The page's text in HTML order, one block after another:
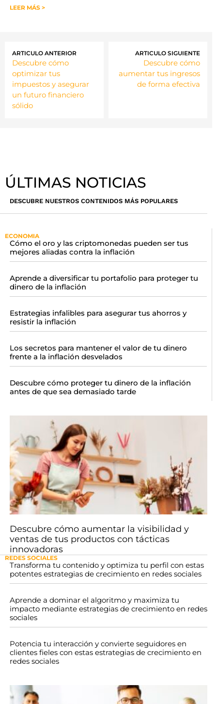
LEER MÁS >
ARTICULO ANTERIOR
Descubre cómo
optimizar tus
impuestos y asegurar
un futuro financiero
sólido
ARTICULO SIGUIENTE
Descubre cómo
aumentar tus ingresos
de forma efectiva
ÚLTIMAS NOTICIAS
DESCUBRE NUESTROS CONTENIDOS MÁS POPULARES
ECONOMIA
Cómo el oro y las criptomonedas pueden ser tus
mejores aliadas contra la inflación
Aprende a diversificar tu portafolio para proteger tu
dinero de la inflación
Estrategias infalibles para asegurar tus ahorros y
resistir la inflación
Los secretos para mantener el valor de tu dinero
frente a la inflación desvelados
Descubre cómo proteger tu dinero de la inflación
antes de que sea demasiado tarde
Descubre cómo aumentar la visibilidad y
ventas de tus productos con tácticas
innovadoras
REDES SOCIALES
Transforma tu contenido y optimiza tu perfil con estas
potentes estrategias de crecimiento en redes sociales
Aprende a dominar el algoritmo y maximiza tu
impacto mediante estrategias de crecimiento en redes
sociales
Potencia tu interacción y convierte seguidores en
clientes fieles con estas estrategias de crecimiento en
redes sociales